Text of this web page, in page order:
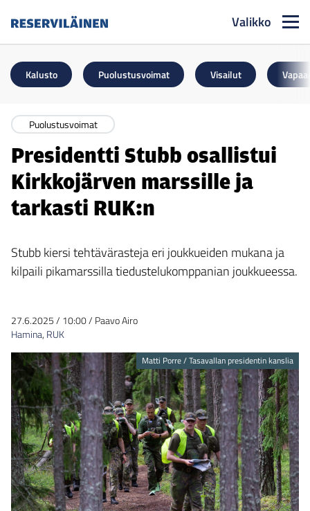
Valikko
Kalusto Puolustusvoimat Visailut
Puolustusvoimat
Presidentti Stubb osallistui
Kirkkojärven marssille ja
tarkasti RUK:n
Stubb kiersi tehtävärasteja eri joukkueiden mukana ja
kilpaili pikamarssilla tiedustelukomppanian joukkueessa.
27.6.2025/ 10:00/ Paavo Airo
Hamina, RUK
Matti Porre / Tasavallan presidentin kanslia